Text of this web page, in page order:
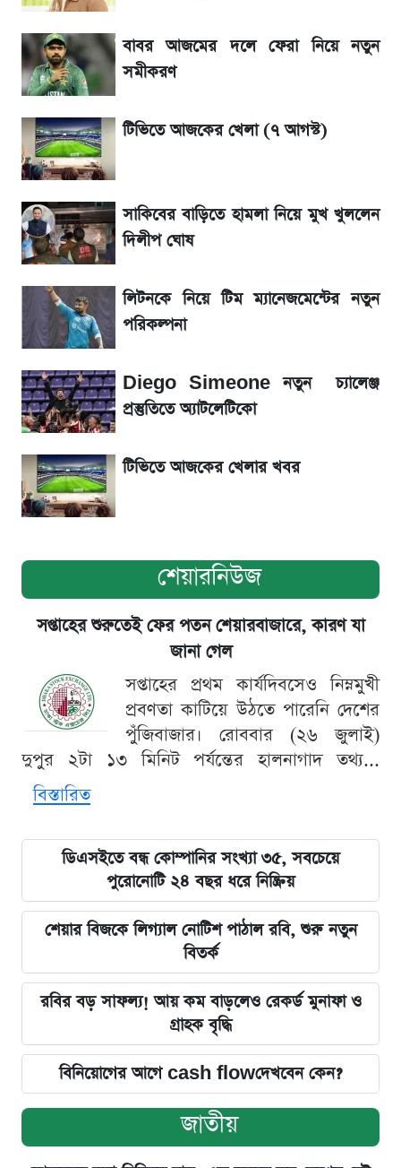
তাপমাত্রা নিয়ে নতুন পূর্বাভাস দিল আবহাওয়া অফিস
SSc Result 2026 তারিখ চূড়ান্ত, স্কুলে ভর্তি
টিভিতে আজকের খেলা (৭ আগস্ট)
মেসির জীবনে নেমে এলো শোকের ছায়া
La Liga 2026-2027: সর্বশেষ পয়েন্ট টেবিল ও
খবর
একদিনের ব্যবধানে আজকের সোনার দাম
বাবর আজমের দলে ফেরা নিয়ে নতুন
সমীকরণ
টিভিতে আজকের খেলা (৭ আগস্ট)
সাকিবের বাড়িতে হামলা নিয়ে মুখ খুললেন
দিলীপ ঘোষ
লিটনকে নিয়ে টিম ম্যানেজমেন্টের নতুন
পরিকল্পনা
Diego Simeone নতুন চ্যালেঞ্জ
প্রস্তুতিতে অ্যাটলেটিকো
টিভিতে আজকের খেলার খবর
শেয়ারনিউজ
সপ্তাহের শুরুতেই ফের পতন শেয়ারবাজারে, কারণ যা
জানা গেল
সপ্তাহের প্রথম কার্যদিবসেও নিম্নমুখী
প্রবণতা কাটিয়ে উঠতে পারেনি দেশের
পুঁজিবাজার। রোববার (২৬ জুলাই)
দুপুর ২টা ১৩ মিনিট পর্যন্তের হালনাগাদ তথ্য...
বিস্তারিত
ডিএসইতে বন্ধ কোম্পানির সংখ্যা ৩৫, সবচেয়ে
পুরোনোটি ২৪ বছর ধরে নিষ্ক্রিয়
শেয়ার বিজকে লিগ্যাল নোটিশ পাঠাল রবি, শুরু নতুন
বিতর্ক
রবির বড় সাফল্য! আয় কম বাড়লেও রেকর্ড মুনাফা ও
গ্রাহক বৃদ্ধি
বিনিয়োগের আগে cash flowদেখবেন কেন?
জাতীয়